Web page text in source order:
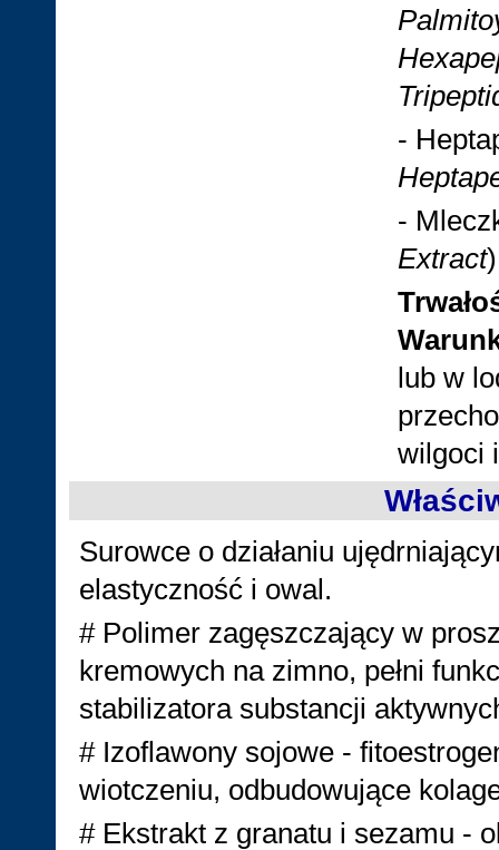
-
-
Extract
lub w
wilgoci
Surowce o działaniu
elastyczność i owal.
# Polimer zagęszczający w
kremowych na zimno, pełni
stabilizatora substancji
# Izoflawony sojowe -
wiotczeniu, odbudowujące
# Ekstrakt z granatu i sezamu -